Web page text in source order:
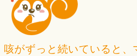
咳がずっと続いていると、